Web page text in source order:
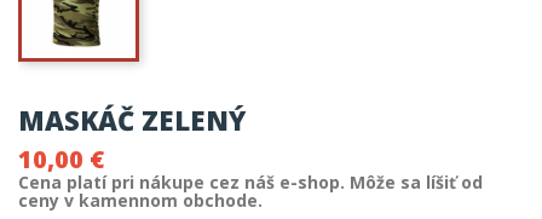
MASKÁČ ZELENÝ
10,00 €
Cena platí pri nákupe cez náš e-shop. Môže sa líšiť od
ceny v kamennom obchode.